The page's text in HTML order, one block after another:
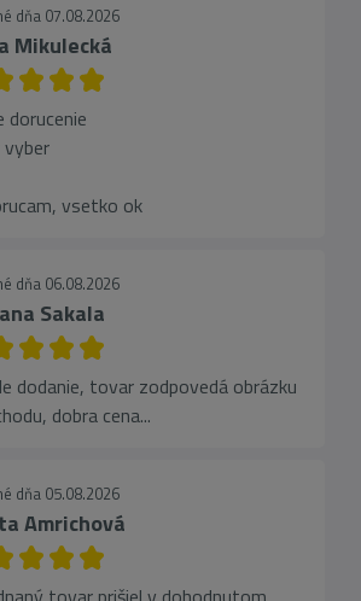
dňa 07.08.2026
Mikulecká
dorucenie
vyber
vsetko ok
dňa 06.08.2026
Sakala
dodanie, tovar zodpovedá obrázku
dobra cena...
dňa 05.08.2026
Amrichová